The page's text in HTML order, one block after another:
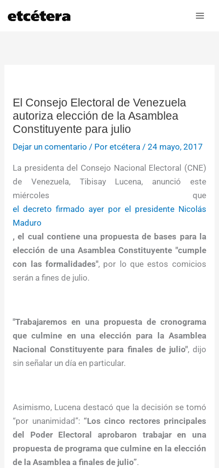
El Consejo Electoral de Venezuela
autoriza elección de la Asamblea
Constituyente para julio
Dejar un comentario / Poretcétera /24 mayo, 2017
La presidenta del Consejo Nacional Electoral (CNE)
de Venezuela, Tibisay Lucena, anunció este
miércoles que
el decreto firmado ayer por el presidente Nicolás
Maduro
, el cual contiene una propuesta de bases para la
elección de una Asamblea Constituyente "cumple
con las formalidades", por lo que estos comicios
serán a fines de julio.
"Trabajaremos en una propuesta de cronograma
que culmine en una elección para la Asamblea
Nacional Constituyente para finales de julio", dijo
sin señalar un día en particular.
Asimismo, Lucena destacó que la decisión se tomó
“por unanimidad”: “Los cinco rectores principales
del Poder Electoral aprobaron trabajar en una
propuesta de programa que culmine en la elección
de la Asamblea a finales de julio”.